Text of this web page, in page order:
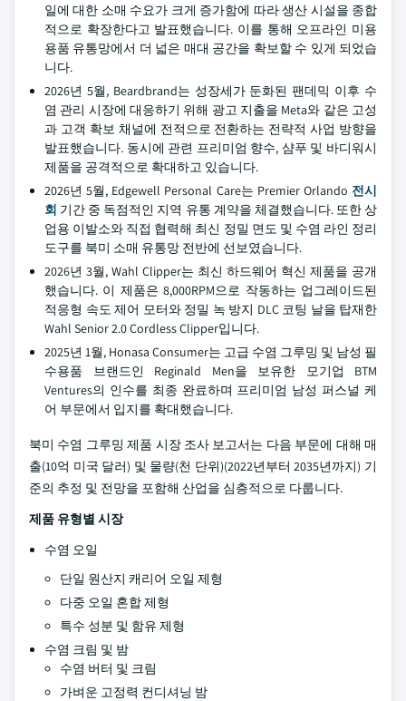
일에 대한 소매 수요가 크게 증가함에 따라 생산 시설을 종합
적으로 확장한다고 발표했습니다. 이를 통해 오프라인 미용
용품 유통망에서 더 넓은 매대 공간을 확보할 수 있게 되었습
니다.
2026년 5월, Beardbrand는 성장세가 둔화된 팬데믹 이후 수
염 관리 시장에 대응하기 위해 광고 지출을 Meta와 같은 고성
과 고객 확보 채널에 전적으로 전환하는 전략적 사업 방향을
발표했습니다. 동시에 관련 프리미엄 향수, 샴푸 및 바디워시
제품을 공격적으로 확대하고 있습니다.
2026년 5월, Edgewell Personal Care는 Premier Orlando 전시
회 기간 중 독점적인 지역 유통 계약을 체결했습니다. 또한 상
업용 이발소와 직접 협력해 최신 정밀 면도 및 수염 라인 정리
도구를 북미 소매 유통망 전반에 선보였습니다.
2026년 3월, Wahl Clipper는 최신 하드웨어 혁신 제품을 공개
했습니다. 이 제품은 8,000RPM으로 작동하는 업그레이드된
적응형 속도 제어 모터와 정밀 녹 방지 DLC 코팅 날을 탑재한
Wahl Senior 2.0 Cordless Clipper입니다.
2025년 1월, Honasa Consumer는 고급 수염 그루밍 및 남성 필
수용품 브랜드인 Reginald Men을 보유한 모기업 BTM
Ventures의 인수를 최종 완료하며 프리미엄 남성 퍼스널 케
어 부문에서 입지를 확대했습니다.
북미 수염 그루밍 제품 시장 조사 보고서는 다음 부문에 대해 매
출(10억 미국 달러) 및 물량(천 단위)(2022년부터 2035년까지) 기
준의 추정 및 전망을 포함해 산업을 심층적으로 다룹니다.
제품 유형별 시장
수염 오일
단일 원산지 캐리어 오일 제형
다중 오일 혼합 제형
특수 성분 및 함유 제형
수염 크림 및 밤
수염 버터 및 크림
가벼운 고정력 컨디셔닝 밤